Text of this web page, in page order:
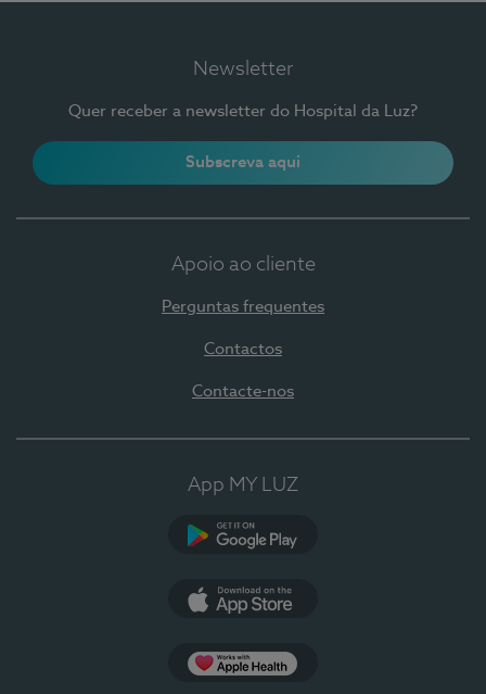
Newsletter
Quer receber a newsletter do Hospital da Luz?
Subscreva aqui
Apoio ao cliente
Perguntas frequentes
Contactos
Contacte-nos
App MY LUZ